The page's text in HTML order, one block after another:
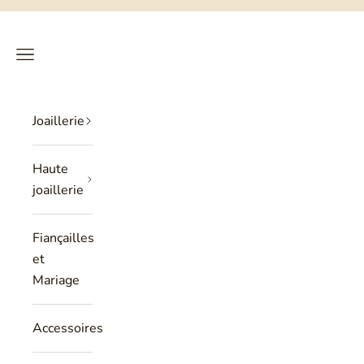
Passer au contenu
Menu
Joaillerie
Haute
joaillerie
Fiançailles
et
Mariage
Accessoires